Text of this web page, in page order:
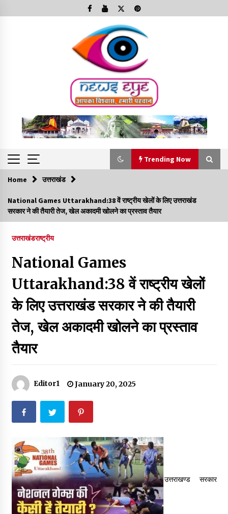
to
Trending Now
Trending Now
Minorities Rights Day : विश्व अल्पसंख्यक अधिकार दिवस
कार्यक्रम में शामिल हुए सीएम,आधुनिक मदरसों का नाम अब्दुल कलाम के नाम
Thought Of The Day 7 September
September 7, 2023
Thought Of The Day 6 September
September 6, 2023
Thought Of The Day 17 May
May 17, 2022
Thought Of The Day 16 May
May 16, 2022
Thought Of The Day 14 May
May 14, 2022
Home उत्तराखंड
National Games Uttarakhand:38 वें राष्ट्रीय खेलों के लिए उत्तराखंड
सरकार ने की तैयारी तेज, खेल अकादमी खोलने का प्रस्ताव तैयार
उत्तराखंडराष्ट्रीय
National Games
Uttarakhand:38 वें राष्ट्रीय खेलों
के लिए उत्तराखंड सरकार ने की तैयारी
तेज, खेल अकादमी खोलने का प्रस्ताव
तैयार
Editor1 January 20, 2025
उत्तराखण्ड सरकार